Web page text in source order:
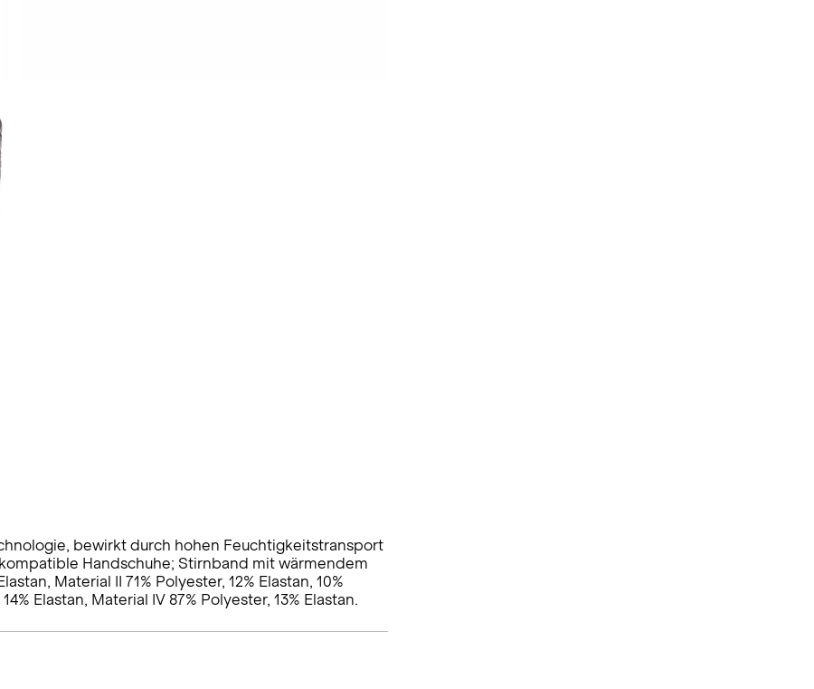
bewirkt durch hohen Feuchtigkeitstransport
Handschuhe; Stirnband mit wärmendem
Material II 71% Polyester, 12% Elastan, 10%
Elastan, Material IV 87% Polyester, 13% Elastan.